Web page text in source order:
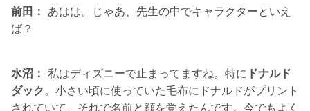
前田： あはは。じゃあ、先生の中でキャラクターといえ
ば？
水沼： 私はディズニーで止まってますね。特に ドナルド
ダック。小さい頃に使っていた毛布にドナルドがプリント
されていて、それで名前と顔を覚えたんです。今でもよく